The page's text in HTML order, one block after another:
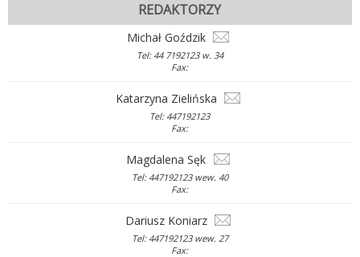
REDAKTORZY
Michał Goździk
Tel: 44 7192123 w. 34
Fax:
Katarzyna Zielińska
Tel: 447192123
Fax:
Magdalena Sęk
Tel: 447192123 wew. 40
Fax:
Dariusz Koniarz
Tel: 447192123 wew. 27
Fax: